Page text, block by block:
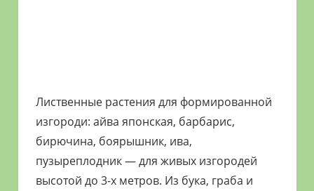
Лиственные растения для формированной
изгороди: айва японская, барбарис,
бирючина, боярышник, ива,
пузыреплодник — для живых изгородей
высотой до 3-х метров. Из бука, граба и